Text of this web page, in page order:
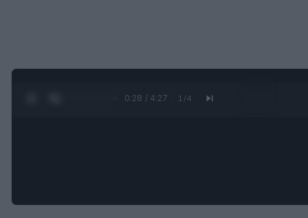
0:30 / 4:27 1 /4